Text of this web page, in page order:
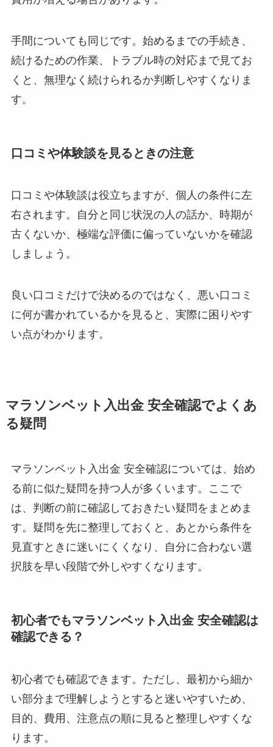
手間についても同じです。始めるまでの手続き、
続けるための作業、トラブル時の対応まで見てお
くと、無理なく続けられるか判断しやすくなりま
す。
口コミや体験談を見るときの注意
口コミや体験談は役立ちますが、個人の条件に左
右されます。自分と同じ状況の人の話か、時期が
古くないか、極端な評価に偏っていないかを確認
しましょう。
良い口コミだけで決めるのではなく、悪い口コミ
に何が書かれているかを見ると、実際に困りやす
い点がわかります。
マラソンベット入出金 安全確認でよくあ
る疑問
マラソンベット入出金 安全確認については、始め
る前に似た疑問を持つ人が多くいます。ここで
は、判断の前に確認しておきたい疑問をまとめま
す。疑問を先に整理しておくと、あとから条件を
見直すときに迷いにくくなり、自分に合わない選
択肢を早い段階で外しやすくなります。
初心者でもマラソンベット入出金 安全確認は
確認できる？
初心者でも確認できます。ただし、最初から細か
い部分まで理解しようとすると迷いやすいため、
目的、費用、注意点の順に見ると整理しやすくな
ります。